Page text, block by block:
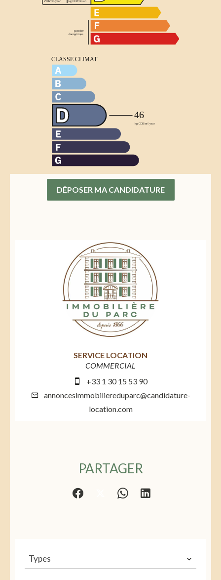
DÉPOSER MA CANDIDATURE
SERVICE LOCATION
COMMERCIAL
+33 1 30 15 53 90
annoncesimmobiliereduparc@candidature-
location.com
PARTAGER
Types